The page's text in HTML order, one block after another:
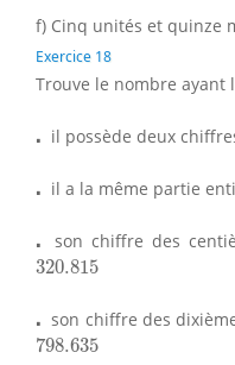
f) Cinq unités et quinze
Exercice 18
Trouve le nombre ayant
⋅⋅ il possède deux
⋅⋅ il a la même partie
⋅⋅ son chiffre des
320.815
320.815
⋅⋅ son chiffre des
798.635
798.635